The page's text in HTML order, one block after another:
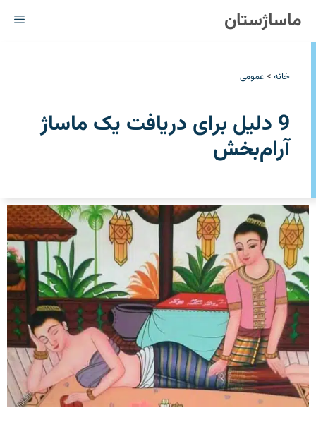
محتوا
ماساژستان
خانه >عمومی
‏9‏‎ ‎دلیل برای دریافت یک ماساژ
آرام‌بخش